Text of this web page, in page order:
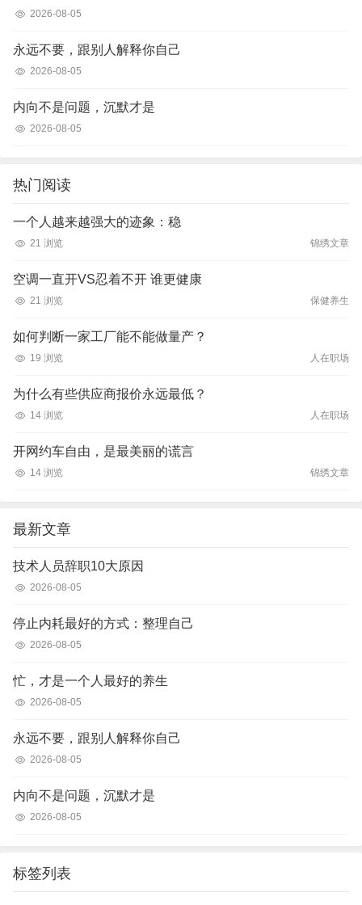
2026-08-05
永远不要，跟别人解释你自己
2026-08-05
内向不是问题，沉默才是
2026-08-05
热门阅读
一个人越来越强大的迹象：稳
21 浏览 锦绣文章
空调一直开VS忍着不开 谁更健康
21 浏览 保健养生
如何判断一家工厂能不能做量产？
19 浏览 人在职场
为什么有些供应商报价永远最低？
14 浏览 人在职场
开网约车自由，是最美丽的谎言
14 浏览 锦绣文章
最新文章
技术人员辞职10大原因
2026-08-05
停止内耗最好的方式：整理自己
2026-08-05
忙，才是一个人最好的养生
2026-08-05
永远不要，跟别人解释你自己
2026-08-05
内向不是问题，沉默才是
2026-08-05
标签列表